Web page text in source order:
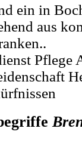
ein in
aus
Pflege